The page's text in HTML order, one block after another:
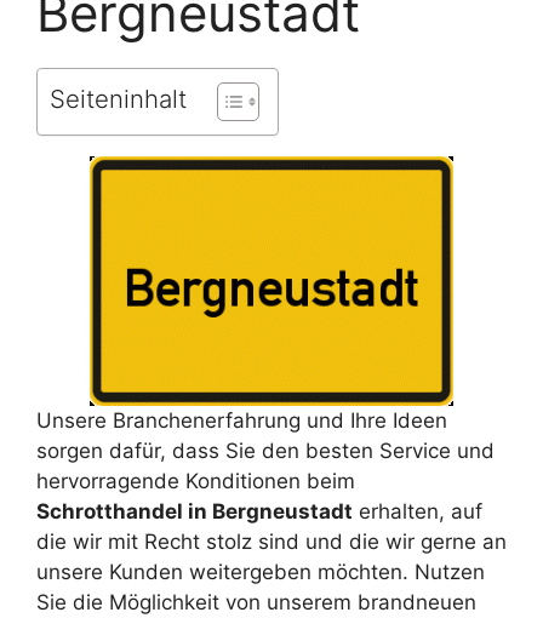
Bergneustadt
Seiteninhalt
Unsere Branchenerfahrung und Ihre Ideen
sorgen dafür, dass Sie den besten Service und
hervorragende Konditionen beim
Schrotthandel in Bergneustadt erhalten, auf
die wir mit Recht stolz sind und die wir gerne an
unsere Kunden weitergeben möchten. Nutzen
Sie die Möglichkeit von unserem brandneuen